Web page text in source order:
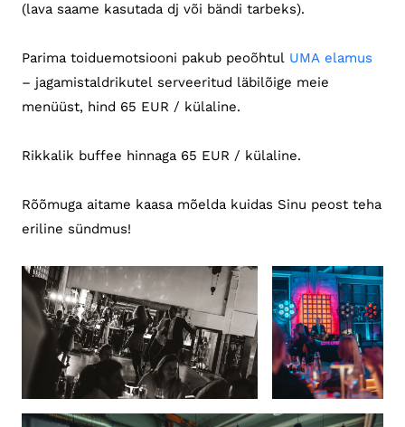
(lava saame kasutada dj või bändi tarbeks).
Parima toiduemotsiooni pakub peoõhtul UMA elamus
– jagamistaldrikutel serveeritud läbilõige meie
menüüst, hind 65 EUR / külaline.
Rikkalik buffee hinnaga 65 EUR / külaline.
Rõõmuga aitame kaasa mõelda kuidas Sinu peost teha
eriline sündmus!